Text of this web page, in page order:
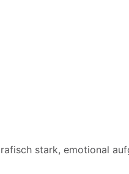
stark, emotional